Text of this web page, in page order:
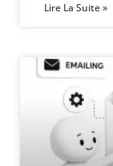
Lire La Suite »